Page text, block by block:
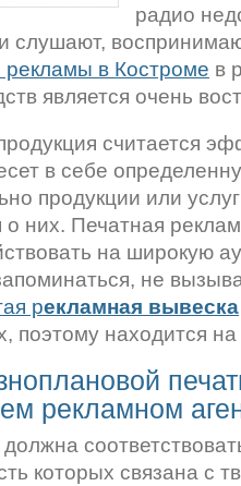
радио
слушают,
в Костроме в
является очень
считается
в себе
продукции или
них. Печатная
на широкую
не
рекламная вывеска
поэтому находится на
рекламном
которых связана с